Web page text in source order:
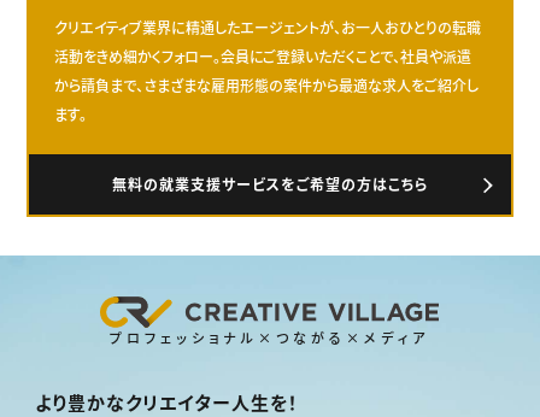
クリエイティブ業界に精通したエージェントが、お一人おひとりの転職
活動をきめ細かくフォロー。会員にご登録いただくことで、社員や派遣
から請負まで、さまざまな雇用形態の案件から最適な求人をご紹介し
ます。
無料の就業支援サービスをご希望の方はこちら
プロフェッショナル×つながる×メディア
より豊かなクリエイター人生を！